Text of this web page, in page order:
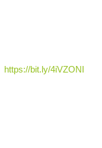
https://bit.ly/4iVZONI